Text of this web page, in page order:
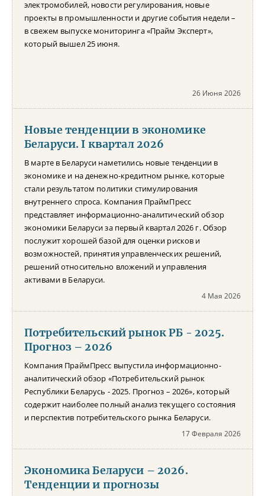
электромобилей, новости регулирования, новые
проекты в промышленности и другие события недели –
в свежем выпуске мониторинга «Прайм Эксперт»,
который вышел 25 июня.
26 Июня 2026
Новые тенденции в экономике
Беларуси. I квартал 2026
В марте в Беларуси наметились новые тенденции в
экономике и на денежно-кредитном рынке, которые
стали результатом политики стимулирования
внутреннего спроса. Компания ПраймПресс
представляет информационно-аналитический обзор
экономики Беларуси за первый квартал 2026 г. Обзор
послужит хорошей базой для оценки рисков и
возможностей, принятия управленческих решений,
решений относительно вложений и управления
активами в Беларуси.
4 Мая 2026
Потребительский рынок РБ - 2025.
Прогноз – 2026
Компания ПраймПресс выпустила информационно-
аналитический обзор «Потребительский рынок
Республики Беларусь - 2025. Прогноз – 2026», который
содержит наиболее полный анализ текущего состояния
и перспектив потребительского рынка Беларуси.
17 Февраля 2026
Экономика Беларуси – 2026.
Тенденции и прогнозы